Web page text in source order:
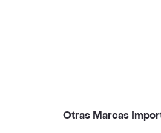
Otras Marcas